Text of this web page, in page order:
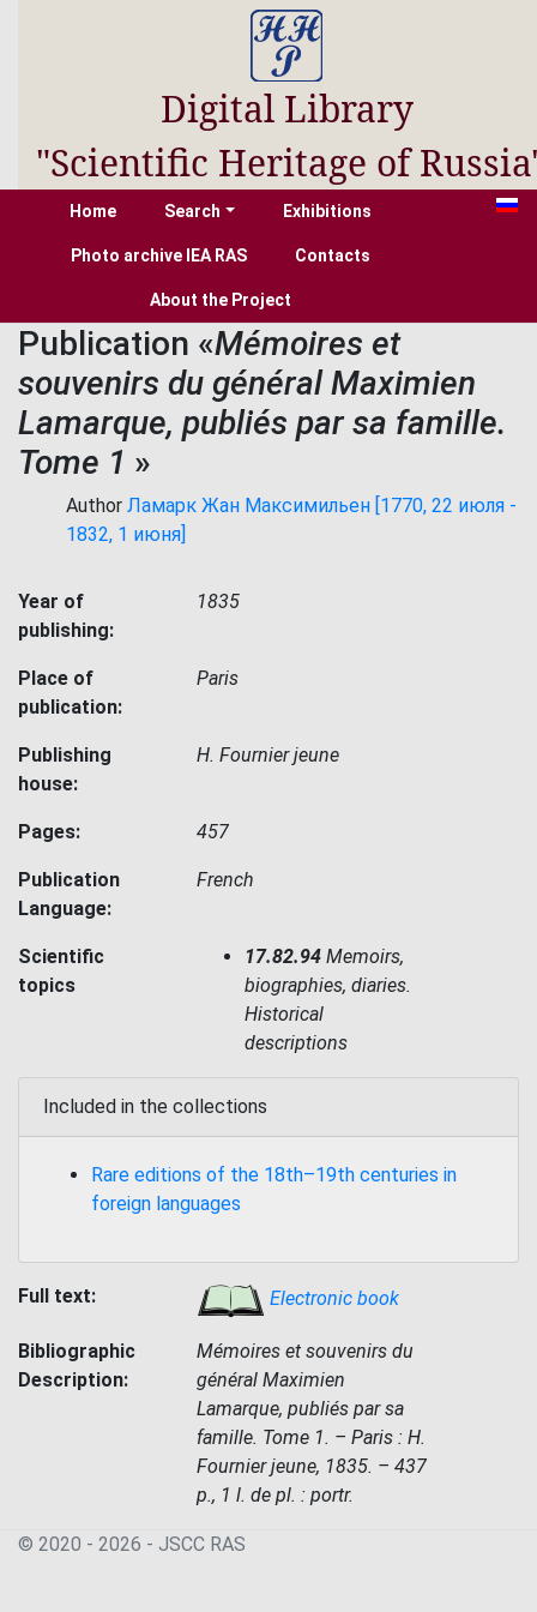
Digital Library
"Scientific Heritage of
Home Search Exhibitions
Photo archive IEA RAS Contacts
About the Project
Publication «Mémoires et
souvenirs du général Maximien
Lamarque, publiés par sa famille.
Tome 1 »
Author Ламарк Жан Максимильен [1770, 22 июля -
1832, 1 июня]
Year of
publishing:
1835
Place of
publication:
Paris
Publishing
house:
H. Fournier jeune
Pages: 457
Publication
Language:
French
Scientific
topics
17.82.94 Memoirs,
biographies, diaries.
Historical
descriptions
Included in the collections
Rare editions of the 18th–19th centuries in
foreign languages
Full text: Electronic book
Bibliographic
Description:
Mémoires et souvenirs du
général Maximien
Lamarque, publiés par sa
famille. Tome 1. – Paris : H.
Fournier jeune, 1835. – 437
p., 1 l. de pl. : portr.
© 2020 - 2026 - JSСC RAS